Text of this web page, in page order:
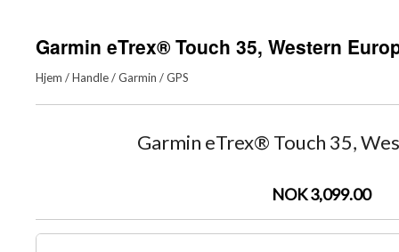
Garmin eTrex® Touch 35, Western
Hjem /Handle/Garmin /GPS
Garmin eTrex® Touch 35,
NOK 3,099.00